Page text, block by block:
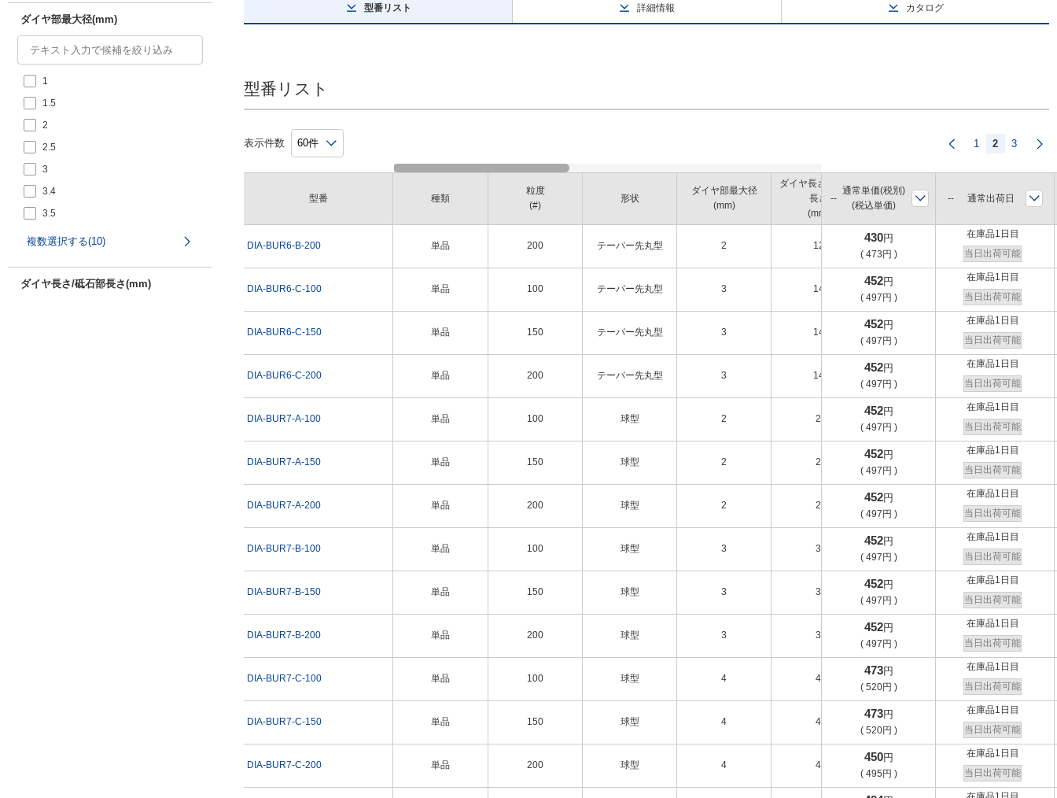
テーパ先平
ダイヤ部最大径(mm)
1
1.5
2
2.5
3
3.4
3.5
4
6
複数選択する(10)
ダイヤ長さ/砥石部長さ(mm)
型番リスト 詳細情報 カタログ
型番リスト
表示件数 1 2 3
型番
DIA-BUR6-B-200
DIA-BUR6-C-100
DIA-BUR6-C-150
DIA-BUR6-C-200
DIA-BUR7-A-100
DIA-BUR7-A-150
DIA-BUR7-A-200
DIA-BUR7-B-100
DIA-BUR7-B-150
DIA-BUR7-B-200
DIA-BUR7-C-100
DIA-BUR7-C-150
DIA-BUR7-C-200
種類
粒度
(#)
形状
ダイヤ部最大径
(mm)
ダイヤ長さ/砥石部
長さ
(mm)
先端角
(度)
No.
単品 200 テーパー先丸型 2 12 B
単品 100 テーパー先丸型 3 14 C
単品 150 テーパー先丸型 3 14 C
単品 200 テーパー先丸型 3 14 C
単品 100 球型 2 2 A
単品 150 球型 2 2 A
単品 200 球型 2 2 A
単品 100 球型 3 3 B
単品 150 球型 3 3 B
単品 200 球型 3 3 B
単品 100 球型 4 4 C
単品 150 球型 4 4 C
単品 200 球型 4 4 C
通常単価(税別)
(税込単価)
通常出荷日
430円
( 473 円 )
在庫品1日目
当日出荷可能
452円
( 497 円 )
在庫品1日目
当日出荷可能
452円
( 497 円 )
在庫品1日目
当日出荷可能
452円
( 497 円 )
在庫品1日目
当日出荷可能
452円
( 497 円 )
在庫品1日目
当日出荷可能
452円
( 497 円 )
在庫品1日目
当日出荷可能
452円
( 497 円 )
在庫品1日目
当日出荷可能
452円
( 497 円 )
在庫品1日目
当日出荷可能
452円
( 497 円 )
在庫品1日目
当日出荷可能
452円
( 497 円 )
在庫品1日目
当日出荷可能
473円
( 520円 )
在庫品1日目
当日出荷可能
473円
( 520円 )
在庫品1日目
当日出荷可能
450円
( 495 円 )
在庫品1日目
当日出荷可能